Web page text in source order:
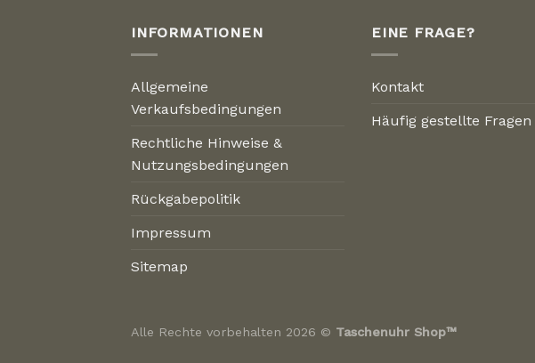
INFORMATIONEN
Allgemeine
Verkaufsbedingungen
Rechtliche Hinweise &
Nutzungsbedingungen
Rückgabepolitik
Impressum
Sitemap
EINE FRAGE?
Kontakt
Häufig gestellte Fragen
Alle Rechte vorbehalten 2026 © Taschenuhr Shop™